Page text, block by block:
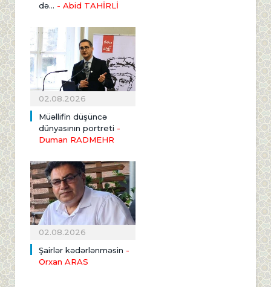
də... - Abid TAHİRLİ
02.08.2026
Müəllifin düşüncə
dünyasının portreti -
Duman RADMEHR
02.08.2026
Şairlər kədərlənməsin -
Orxan ARAS